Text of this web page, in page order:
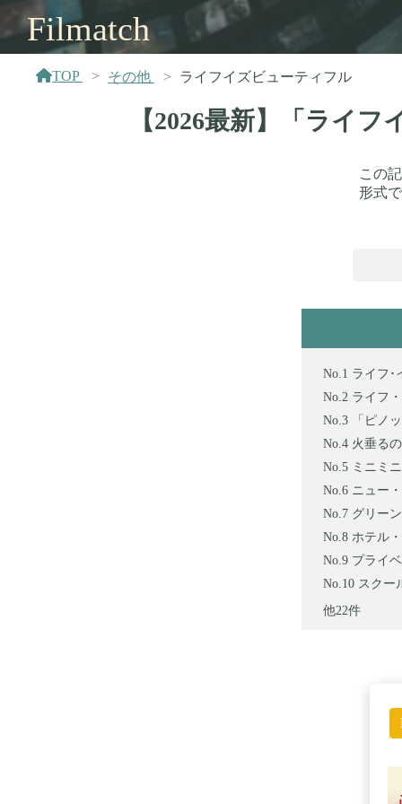
Filmatch
TOP その他 ライフイズビューティフル
【2026最新】「ライ
この
形式
ライフ･
ライフ
「ピノ
火垂る
ミニミ
ニュー
グリー
ホテル
プライ
スクー
他22件